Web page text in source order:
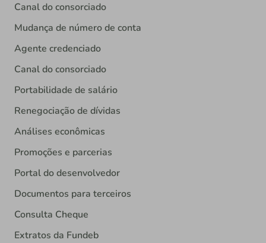
Canal do consorciado
Mudança de número de conta
Agente credenciado
Canal do consorciado
Portabilidade de salário
Renegociação de dívidas
Análises econômicas
Promoções e parcerias
Portal do desenvolvedor
Documentos para terceiros
Consulta Cheque
Extratos da Fundeb